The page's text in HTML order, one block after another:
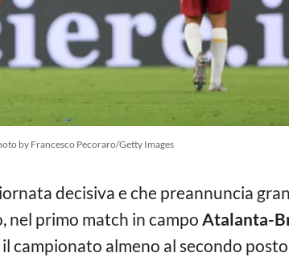
by Francesco Pecoraro/Getty Images
decisiva e che preannuncia
nel primo match in campoAtalanta-
campionato almeno al secondo